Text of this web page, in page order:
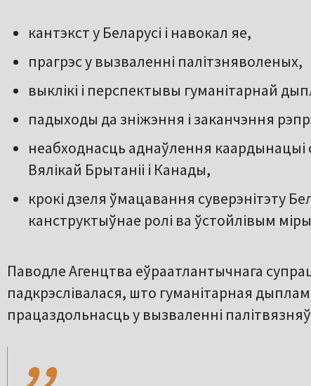
кантэкст у Беларусі і навокал яе,
прагрэс у вызваленні палітзняволеных,
выклікі і перспектывы гуманітарнай
падыходы да зніжэння і заканчэння
неабходнасць аднаўлення каардынацыі
Вялікай Брытаніі і Канады,
крокі дзеля ўмацавання суверэнітэту
канструктыўнае ролі ва ўстойлівым
Паводле Агенцтва еўраатлантычнага
падкрэслівалася, што гуманітарная
працаздольнасць у вызваленні
,,